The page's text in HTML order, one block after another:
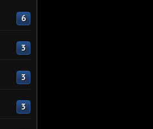
6
3
3
3